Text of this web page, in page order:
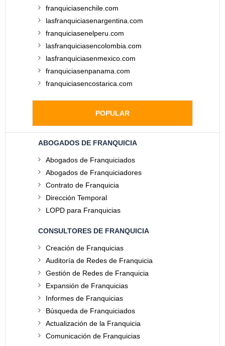
franquiciasenchile.com
lasfranquiciasenargentina.com
franquiciasenelperu.com
lasfranquiciasencolombia.com
lasfranquiciasenmexico.com
franquiciasenpanama.com
franquiciasencostarica.com
POPULAR
ABOGADOS DE FRANQUICIA
Abogados de Franquiciados
Abogados de Franquiciadores
Contrato de Franquicia
Dirección Temporal
LOPD para Franquicias
CONSULTORES DE FRANQUICIA
Creación de Franquicias
Auditoría de Redes de Franquicia
Gestión de Redes de Franquicia
Expansión de Franquicias
Informes de Franquicias
Búsqueda de Franquiciados
Actualización de la Franquicia
Comunicación de Franquicias